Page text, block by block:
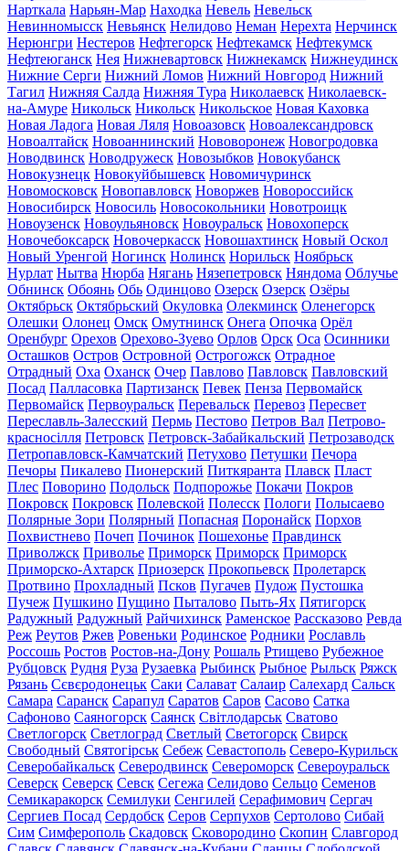
Нарткала Нарьян-Мар Находка Невель Невельск
Невинномысск Невьянск Нелидово Неман Нерехта Нерчинск
Нерюнгри Нестеров Нефтегорск Нефтекамск Нефтекумск
Нефтеюганск Нея Нижневартовск Нижнекамск Нижнеудинск
Нижние Серги Нижний Ломов Нижний Новгород Нижний
Тагил Нижняя Салда Нижняя Тура Николаевск Николаевск-
на-Амуре Никольск Никольск Никольское Новая Каховка
Новая Ладога Новая Ляля Новоазовск Новоалександровск
Новоалтайск Новоаннинский Нововоронеж Новогродовка
Новодвинск Новодружеск Новозыбков Новокубанск
Новокузнецк Новокуйбышевск Новомичуринск
Новомосковск Новопавловск Новоржев Новороссийск
Новосибирск Новосиль Новосокольники Новотроицк
Новоузенск Новоульяновск Новоуральск Новохоперск
Новочебоксарск Новочеркасск Новошахтинск Новый Оскол
Новый Уренгой Ногинск Нолинск Норильск Ноябрьск
Нурлат Нытва Нюрба Нягань Нязепетровск Няндома Облучье
Обнинск Обоянь Обь Одинцово Озерск Озерск Озёры
Октябрьск Октябрьский Окуловка Олекминск Оленегорск
Олешки Олонец Омск Омутнинск Онега Опочка Орёл
Оренбург Орехов Орехово-Зуево Орлов Орск Оса Осинники
Осташков Остров Островной Острогожск Отрадное
Отрадный Оха Оханск Очер Павлово Павловск Павловский
Посад Палласовка Партизанск Певек Пенза Первомайск
Первомайск Первоуральск Перевальск Перевоз Пересвет
Переславль-Залесский Пермь Пестово Петров Вал Петрово-
красносілля Петровск Петровск-Забайкальский Петрозаводск
Петропавловск-Камчатский Петухово Петушки Печора
Печоры Пикалево Пионерский Питкяранта Плавск Пласт
Плес Поворино Подольск Подпорожье Покачи Покров
Покровск Покровск Полевской Полесск Пологи Полысаево
Полярные Зори Полярный Попасная Поронайск Порхов
Похвистнево Почеп Починок Пошехонье Правдинск
Приволжск Приволье Приморск Приморск Приморск
Приморско-Ахтарск Приозерск Прокопьевск Пролетарск
Протвино Прохладный Псков Пугачев Пудож Пустошка
Пучеж Пушкино Пущино Пыталово Пыть-Ях Пятигорск
Радужный Радужный Райчихинск Раменское Рассказово Ревда
Реж Реутов Ржев Ровеньки Родинское Родники Рославль
Россошь Ростов Ростов-на-Дону Рошаль Ртищево Рубежное
Рубцовск Рудня Руза Рузаевка Рыбинск Рыбное Рыльск Ряжск
Рязань Сєвєродонецьк Саки Салават Салаир Салехард Сальск
Самара Саранск Сарапул Саратов Саров Сасово Сатка
Сафоново Саяногорск Саянск Світлодарськ Сватово
Светлогорск Светлоград Светлый Светогорск Свирск
Свободный Святогірськ Себеж Севастополь Северо-Курильск
Северобайкальск Северодвинск Североморск Североуральск
Северск Северск Севск Сегежа Селидово Сельцо Семенов
Семикаракорск Семилуки Сенгилей Серафимович Сергач
Сергиев Посад Сердобск Серов Серпухов Сертолово Сибай
Сим Симферополь Скадовск Сковородино Скопин Славгород